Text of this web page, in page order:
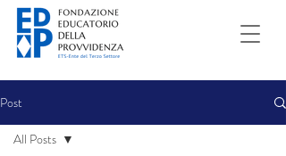
Post
All Posts